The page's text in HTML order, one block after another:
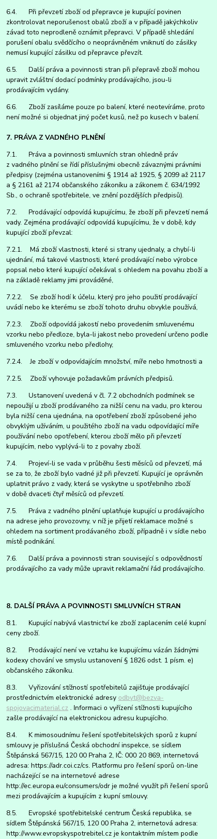
6.4. Při převzetí zboží od přepravce je kupující povinen
zkontrolovat neporušenost obalů zboží a v případě jakýchkoliv
závad toto neprodleně oznámit přepravci. V případě shledání
porušení obalu svědčícího o neoprávněném vniknutí do zásilky
nemusí kupující zásilku od přepravce převzít.
6.5. Další práva a povinnosti stran při přepravě zboží mohou
upravit zvláštní dodací podmínky prodávajícího, jsou-li
prodávajícím vydány.
6.6. Zboží zasíláme pouze po balení, které neotevíráme, proto
není možné si objednat jiný počet kusů, než po kusech v balení.
7. PRÁVA Z VADNÉHO PLNĚNÍ
7.1. Práva a povinnosti smluvních stran ohledně práv
z vadného plnění se řídí příslušnými obecně závaznými právními
předpisy (zejména ustanoveními § 1914 až 1925, § 2099 až 2117
a § 2161 až 2174 občanského zákoníku a zákonem č. 634/1992
Sb., o ochraně spotřebitele, ve znění pozdějších předpisů).
7.2. Prodávající odpovídá kupujícímu, že zboží při převzetí nemá
vady. Zejména prodávající odpovídá kupujícímu, že v době, kdy
kupující zboží převzal:
7.2.1. Má zboží vlastnosti, které si strany ujednaly, a chybí-li
ujednání, má takové vlastnosti, které prodávající nebo výrobce
popsal nebo které kupující očekával s ohledem na povahu zboží a
na základě reklamy jimi prováděné,
7.2.2. Se zboží hodí k účelu, který pro jeho použití prodávající
uvádí nebo ke kterému se zboží tohoto druhu obvykle používá,
7.2.3. Zboží odpovídá jakostí nebo provedením smluvenému
vzorku nebo předloze, byla-li jakost nebo provedení určeno podle
smluveného vzorku nebo předlohy,
7.2.4. Je zboží v odpovídajícím množství, míře nebo hmotnosti a
7.2.5. Zboží vyhovuje požadavkům právních předpisů.
7.3. Ustanovení uvedená v čl. 7.2 obchodních podmínek se
nepoužijí u zboží prodávaného za nižší cenu na vadu, pro kterou
byla nižší cena ujednána, na opotřebení zboží způsobené jeho
obvyklým užíváním, u použitého zboží na vadu odpovídající míře
používání nebo opotřebení, kterou zboží mělo při převzetí
kupujícím, nebo vyplývá-li to z povahy zboží.
7.4. Projeví-li se vada v průběhu šesti měsíců od převzetí, má
se za to, že zboží bylo vadné již při převzetí. Kupující je oprávněn
uplatnit právo z vady, která se vyskytne u spotřebního zboží
v době dvaceti čtyř měsíců od převzetí.
7.5. Práva z vadného plnění uplatňuje kupující u prodávajícího
na adrese jeho provozovny, v níž je přijetí reklamace možné s
ohledem na sortiment prodávaného zboží, případně i v sídle nebo
místě podnikání.
7.6. Další práva a povinnosti stran související s odpovědností
prodávajícího za vady může upravit reklamační řád prodávajícího.
8. DALŠÍ PRÁVA A POVINNOSTI SMLUVNÍCH STRAN
8.1. Kupující nabývá vlastnictví ke zboží zaplacením celé kupní
ceny zboží.
8.2. Prodávající není ve vztahu ke kupujícímu vázán žádnými
kodexy chování ve smyslu ustanovení § 1826 odst. 1 písm. e)
občanského zákoníku.
8.3. Vyřizování stížností spotřebitelů zajišťuje prodávající
prostřednictvím elektronické adresy odbyt@bezva-
spojovacimaterial.cz . Informaci o vyřízení stížnosti kupujícího
zašle prodávající na elektronickou adresu kupujícího.
8.4. K mimosoudnímu řešení spotřebitelských sporů z kupní
smlouvy je příslušná Česká obchodní inspekce, se sídlem
Štěpánská 567/15, 120 00 Praha 2, IČ: 000 20 869, internetová
adresa: https://adr.coi.cz/cs. Platformu pro řešení sporů on-line
nacházející se na internetové adrese
http://ec.europa.eu/consumers/odr je možné využít při řešení sporů
mezi prodávajícím a kupujícím z kupní smlouvy.
8.5. Evropské spotřebitelské centrum Česká republika, se
sídlem Štěpánská 567/15, 120 00 Praha 2, internetová adresa:
http://www.evropskyspotrebitel.cz je kontaktním místem podle